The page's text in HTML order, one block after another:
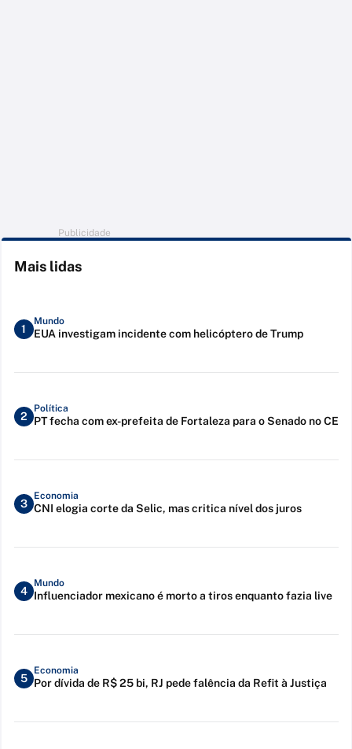
Publicidade
Mais lidas
1
Mundo
EUA investigam incidente com helicóptero de Trump
2
Política
PT fecha com ex-prefeita de Fortaleza para o Senado no CE
3
Economia
CNI elogia corte da Selic, mas critica nível dos juros
4
Mundo
Influenciador mexicano é morto a tiros enquanto fazia live
5
Economia
Por dívida de R$ 25 bi, RJ pede falência da Refit à Justiça